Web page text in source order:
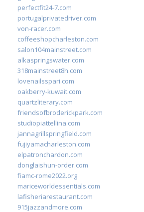
perfectfit24-7.com
portugalprivatedriver.com
von-racer.com
coffeeshopcharleston.com
salon104mainstreet.com
alkaspringswater.com
318mainstreet8h.com
lovenailsspari.com
oakberry-kuwait.com
quartzliterary.com
friendsofbroderickpark.com
studiopiattellina.com
jannagrillspringfield.com
fujiyamacharleston.com
elpatronchardon.com
donglaishun-order.com
fiamc-rome2022.org
mariceworldessentials.com
lafisheriarestaurant.com
915jazzandmore.com